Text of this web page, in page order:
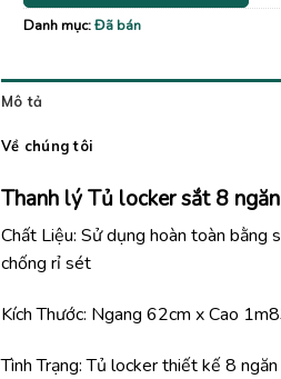
Danh mục:Đã bán
Mô tả
Về chúng tôi
Thanh lý Tủ locker sắt 8
Chất Liệu: Sử dụng hoàn toàn bằng
chống rỉ sét
Kích Thước: Ngang 62cm x Cao
Tình Trạng: Tủ locker thiết kế 8